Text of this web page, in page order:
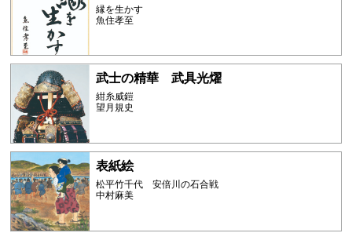
縁を生かす
魚住孝至
武士の精華 武具光燿
紺糸威鎧
望月規史
表紙絵
松平竹千代 安倍川の石合戦
中村麻美